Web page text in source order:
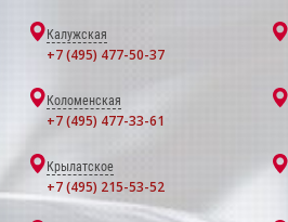
Калужская
+7 (495) 477-50-37
Коломенская
+7 (495) 477-33-61
Крылатское
+7 (495) 215-53-52